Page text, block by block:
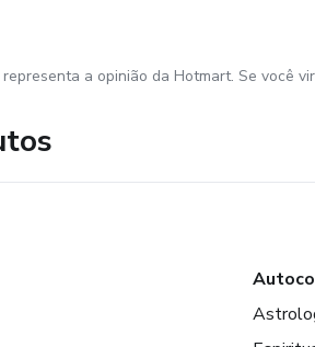
a opinião da Hotmart. Se você